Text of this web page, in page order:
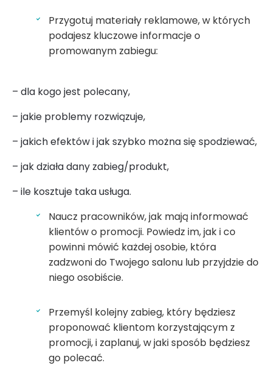
Przygotuj materiały reklamowe, w których
podajesz kluczowe informacje o
promowanym zabiegu:
– dla kogo jest polecany,
– jakie problemy rozwiązuje,
– jakich efektów i jak szybko można się spodziewać,
– jak działa dany zabieg/produkt,
– ile kosztuje taka usługa.
Naucz pracowników, jak mają informować
klientów o promocji. Powiedz im, jak i co
powinni mówić każdej osobie, która
zadzwoni do Twojego salonu lub przyjdzie do
niego osobiście.
Przemyśl kolejny zabieg, który będziesz
proponować klientom korzystającym z
promocji, i zaplanuj, w jaki sposób będziesz
go polecać.